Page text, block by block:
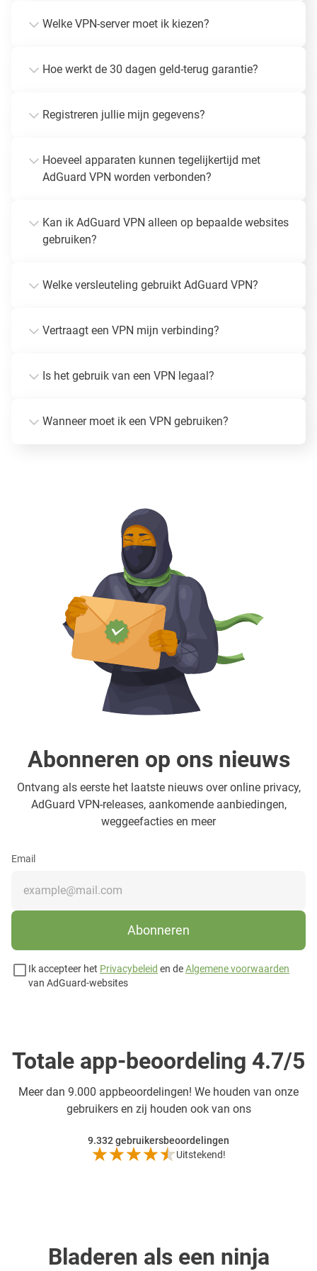
Welke VPN-server moet ik kiezen?
Hoe werkt de 30 dagen geld-terug garantie?
Registreren jullie mijn gegevens?
Hoeveel apparaten kunnen tegelijkertijd met
AdGuard VPN worden verbonden?
Kan ik AdGuard VPN alleen op bepaalde websites
gebruiken?
Welke versleuteling gebruikt AdGuard VPN?
Vertraagt een VPN mijn verbinding?
Is het gebruik van een VPN legaal?
Wanneer moet ik een VPN gebruiken?
Abonneren op ons nieuws
Ontvang als eerste het laatste nieuws over online privacy,
AdGuard VPN-releases, aankomende aanbiedingen,
weggeefacties en meer
Email
Abonneren
Ik accepteer het Privacybeleid en deAlgemene voorwaarden
van AdGuard-websites
Totale app-beoordeling 4.7/5
Meer dan 9.000 appbeoordelingen! We houden van onze
gebruikers en zij houden ook van ons
9.332gebruikersbeoordelingen
Uitstekend!
Bladeren als een ninja